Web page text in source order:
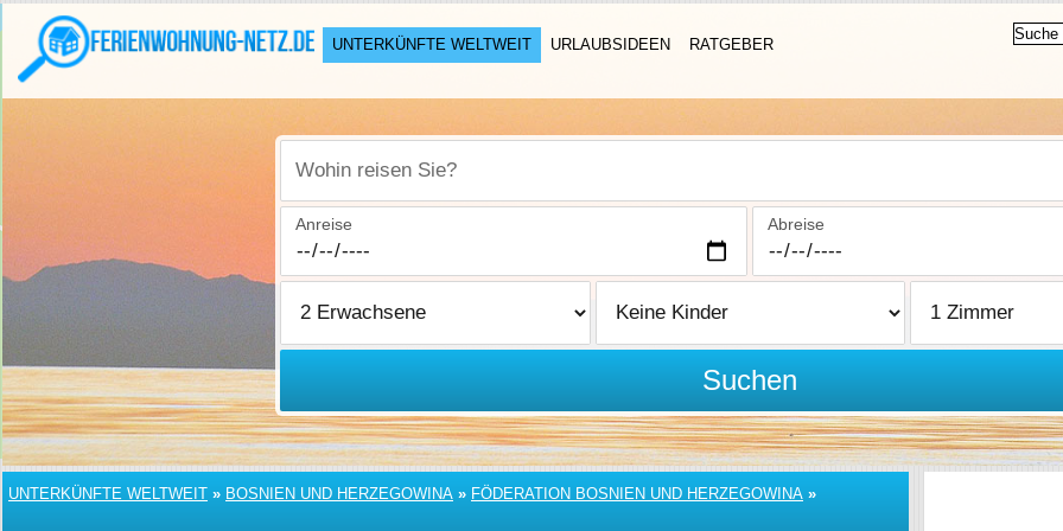
UNTERKÜNFTE WELTWEIT URLAUBSIDEEN RATGEBER
Wohin reisen Sie?
Anreise Abreise
Suchen
UNTERKÜNFTE WELTWEIT » BOSNIEN UND HERZEGOWINA » FÖDERATION BOSNIEN UND HERZEGOWINA »